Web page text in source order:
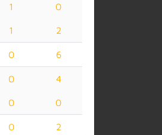
1 0
1 2
0 6
0 4
0 0
0 2